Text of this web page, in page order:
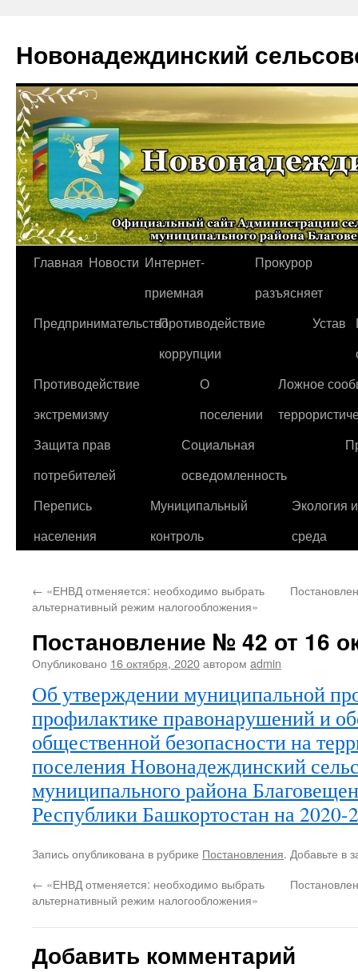
Новонадеждинский
Перейти
содержимому
Главная Новости Интернет-
приемная
Прокурор
разъясняет
ПредпринимательствоПротиводействие
коррупции
Устав
Противодействие
экстремизму
О
поселении
Ложное
Защита прав
потребителей
Социальная
осведомленность
Перепись
населения
Муниципальный
контроль
Экология
среда
← «ЕНВД отменяется: необходимо выбрать
альтернативный режим налогообложения»
Постановление № 42 от 16
Опубликовано 16 октября, 2020автором admin
Об утверждении муниципальной
профилактике правонарушений и
общественной безопасности на
поселения Новонадеждинский
муниципального района
Республики Башкортостан на 2020-
Запись опубликована в рубрике Постановления. Добавьте в
← «ЕНВД отменяется: необходимо выбрать
альтернативный режим налогообложения»
Добавить комментарий